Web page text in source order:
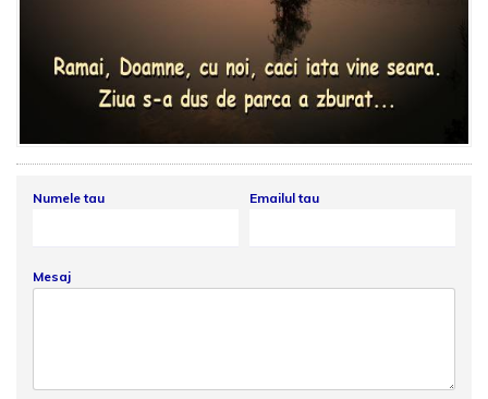
Numele tau Emailul tau
Mesaj